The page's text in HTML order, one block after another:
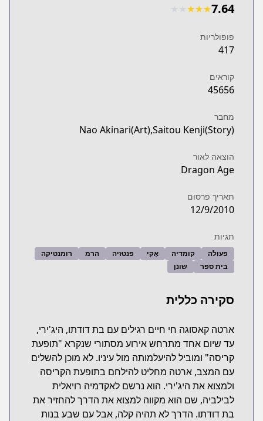
7.64
★
★
★
פופולריות
417
קוראים
45656
מחבר
Nao Akinari(Art),Saitou Kenji(Story)
הוצאה לאור
Dragon Age
תאריך פרסום
12/9/2010
תגיות
פעולה קומדיה אֶקִּי פנטזיה הרמ
רומנטיקה
בית ספר
שונן
סקירה כללית
ארטה קאסוגה חי חיים רגילים עם בת דודתו, היג'ירי,
עד שיום אחד מתרחש אירוע מסתורי שנקרא "תופעת
קריסה" ומוביל להיעלמותה מול עיניו. לא מוכן להשלים
עם המצב, ארטה מחליט להילחם בתופעת הקריסה
ולמצוא את היג'ירי. הוא נרשם לאקדמיה רויאלית
לבילביה, שם הוא מקווה למצוא את הדרך להחזיר את
בת דודתו. הדרך לא תהיה קלה, אבל עם שבע בנות